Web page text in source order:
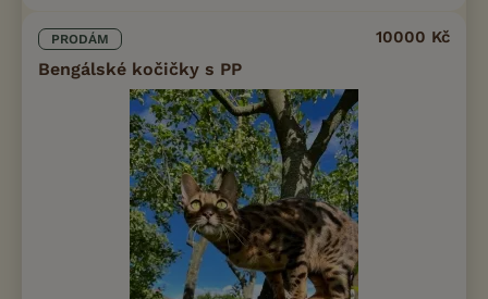
PRODÁM
Bengálské kočičky s PP
10000 Kč